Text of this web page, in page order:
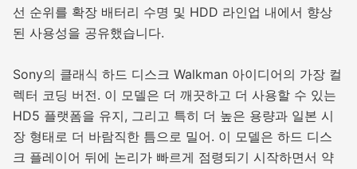
선 순위를 확장 배터리 수명 및 HDD 라인업 내에서 향상
된 사용성을 공유했습니다.
Sony의 클래식 하드 디스크 Walkman 아이디어의 가장 컬
렉터 코딩 버전. 이 모델은 더 깨끗하고 더 사용할 수 있는
HD5 플랫폼을 유지, 그리고 특히 더 높은 용량과 일본 시
장 형태로 더 바람직한 틈으로 밀어. 이 모델은 하드 디스
크 플레이어 뒤에 논리가 빠르게 점령되기 시작하면서 약